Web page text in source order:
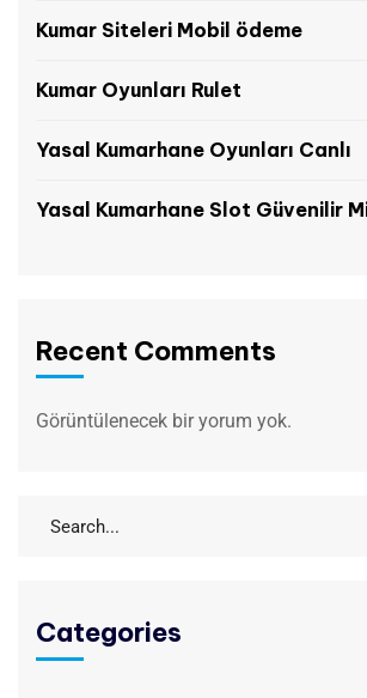
Kumar Siteleri Mobil ödeme
Kumar Oyunları Rulet
Yasal Kumarhane Oyunları Canlı
Yasal Kumarhane Slot Güvenilir
Recent Comments
Görüntülenecek bir yorum yok.
Categories